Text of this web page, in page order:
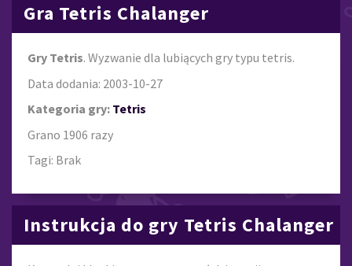
Gra Tetris Chalanger
Gry Tetris. Wyzwanie dla lubiących gry typu tetris.
Data dodania: 2003-10-27
Kategoria gry: Tetris
Grano 1906 razy
Tagi: Brak
Instrukcja do gry Tetris Chalanger